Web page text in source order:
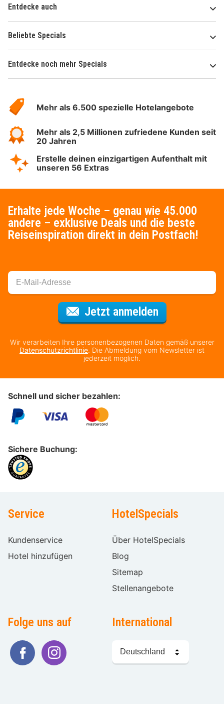
Entdecke auch
Beliebte Specials
Entdecke noch mehr Specials
Hotelspecials
Mehr als 6.500 spezielle Hotelangebote
Mehr als 2,5 Millionen zufriedene Kunden seit
20 Jahren
Erstelle deinen einzigartigen Aufenthalt mit
unseren 56 Extras
Erhalte jede Woche – genau wie 45.000
andere – exklusive Deals und die beste
Reiseinspiration direkt in dein Postfach!
Jetzt anmeldenFür den
Wir verarbeiten Ihre personenbezogenen Daten gemäß unserer
Datenschutzrichtlinie. Die Abmeldung vom Newsletter ist
jederzeit möglich.
Schnell und sicher bezahlen:
Sichere Buchung:
Service
Kundenservice
Hotel hinzufügen
HotelSpecials
Über HotelSpecials
Blog
Sitemap
Stellenangebote
Folge uns auf International
wählen